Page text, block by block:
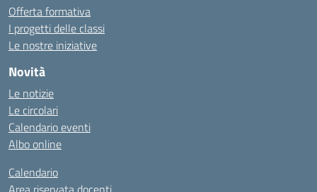
Offerta formativa
I progetti delle classi
Le nostre iniziative
Novità
Le notizie
Le circolari
Calendario eventi
Albo online
Calendario